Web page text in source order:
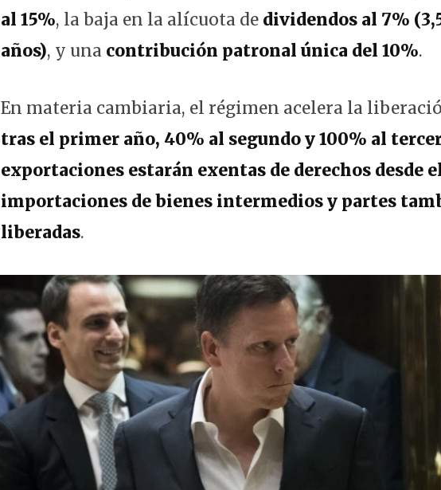
al 15%, la baja en la alícuota de dividendos al 7%
años), y una contribución patronal única del 10%.
En materia cambiaria, el régimen acelera la
tras el primer año, 40% al segundo y 100% al
exportaciones estarán exentas de derechos desde
importaciones de bienes intermedios y partes
liberadas.